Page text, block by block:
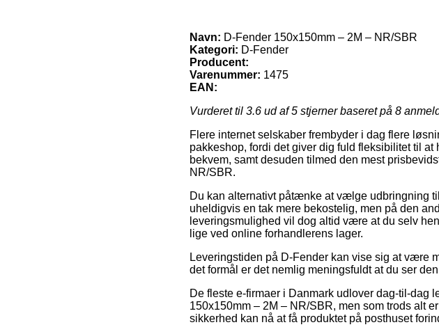
Navn: D-Fender 150x150mm – 2M – NR/SBR
Kategori: D-Fender
Producent:
Varenummer: 1475
EAN:
Vurderet til 3.6 ud af 5 stjerner baseret på 8
Flere internet selskaber frembyder i dag flere
pakkeshop, fordi det giver dig fuld fleksibilitet til
bekvem, samt desuden tilmed den mest
NR/SBR.
Du kan alternativt påtænke at vælge udbringning
uheldigvis en tak mere bekostelig, men på den
leveringsmulighed vil dog altid være at du selv
lige ved online forhandlerens lager.
Leveringstiden på D-Fender kan vise sig at være
det formål er det nemlig meningsfuldt at du ser
De fleste e-firmaer i Danmark udlover dag-til-dag
150x150mm – 2M – NR/SBR, men som trods alt
sikkerhed kan nå at få produktet på posthuset